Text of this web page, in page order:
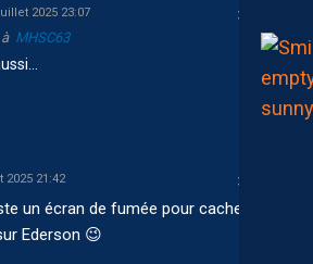
2025 23:07
à MHSC63
2025 21:42
un écran de fumée pour cacher
Ederson 😉